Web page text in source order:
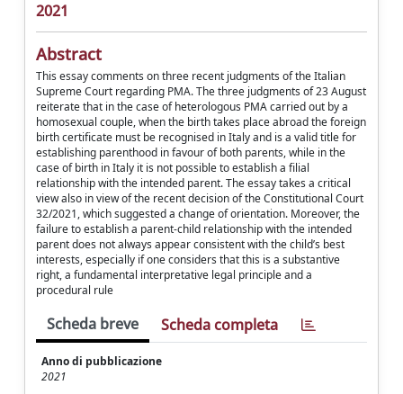
2021
Abstract
This essay comments on three recent judgments of the Italian
Supreme Court regarding PMA. The three judgments of 23 August
reiterate that in the case of heterologous PMA carried out by a
homosexual couple, when the birth takes place abroad the foreign
birth certificate must be recognised in Italy and is a valid title for
establishing parenthood in favour of both parents, while in the
case of birth in Italy it is not possible to establish a filial
relationship with the intended parent. The essay takes a critical
view also in view of the recent decision of the Constitutional Court
32/2021, which suggested a change of orientation. Moreover, the
failure to establish a parent-child relationship with the intended
parent does not always appear consistent with the child’s best
interests, especially if one considers that this is a substantive
right, a fundamental interpretative legal principle and a
procedural rule
Scheda breve Scheda completa
Anno di pubblicazione
2021